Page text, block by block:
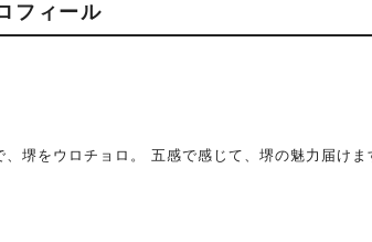
フィール
堺をウロチョロ。 五感で感じて、堺の魅力届けま